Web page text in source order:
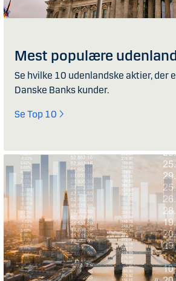
Mest populære
Se hvilke 10 udenlandske aktier, der
Danske Banks kunder.
Se Top 10